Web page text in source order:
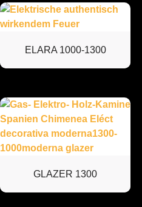
ELARA 1000-1300
GLAZER 1300